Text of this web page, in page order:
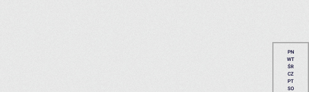
PN
WT
ŚR
CZ
PT
SO